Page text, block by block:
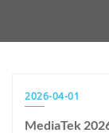
2026-04-01
MediaTek